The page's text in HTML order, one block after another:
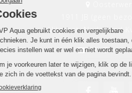
Uitgeest, Nederland